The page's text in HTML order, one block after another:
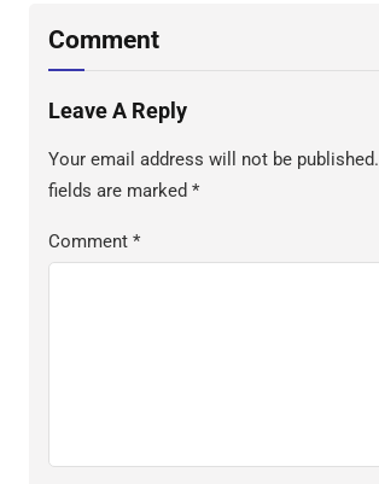
Comment
Leave A Reply
Your email address will not be published.
fields are marked *
Comment *